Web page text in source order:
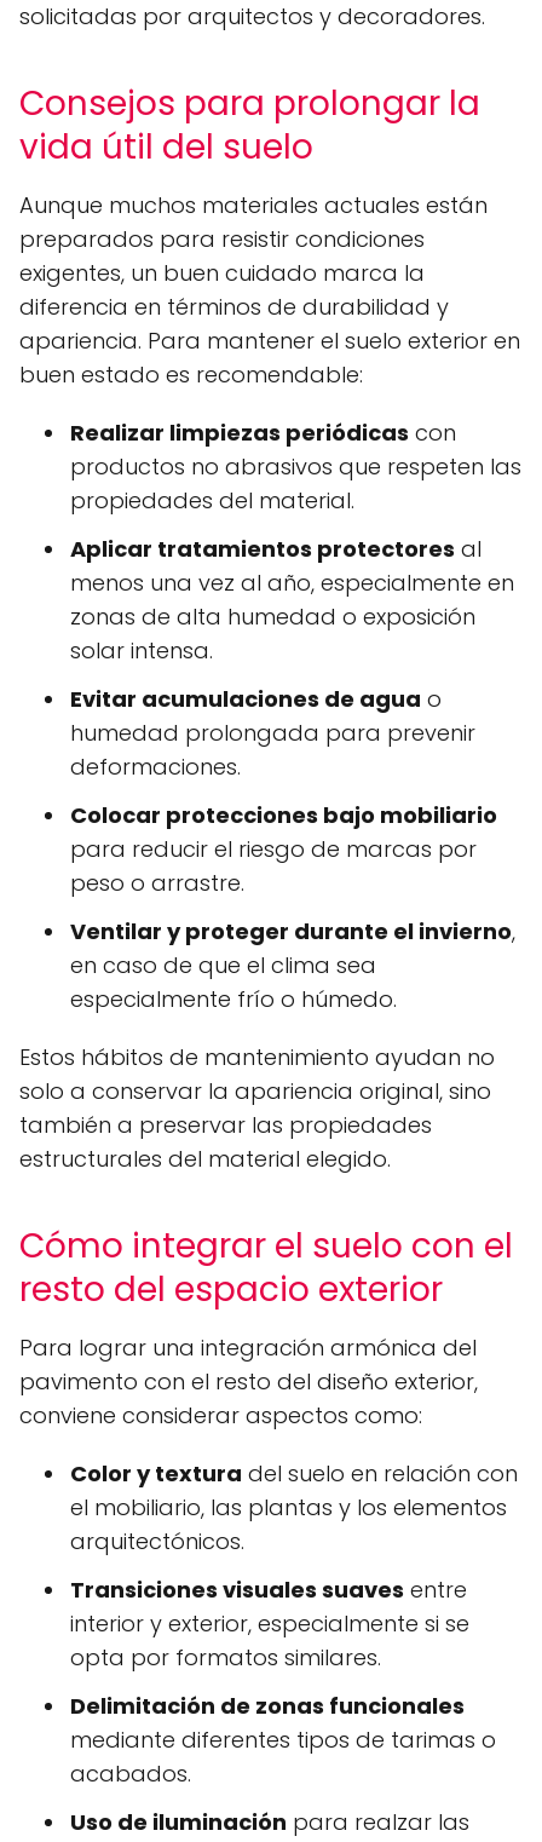
solicitadas por arquitectos y decoradores.
Consejos para prolongar la
vida útil del suelo
Aunque muchos materiales actuales están
preparados para resistir condiciones
exigentes, un buen cuidado marca la
diferencia en términos de durabilidad y
apariencia. Para mantener el suelo exterior en
buen estado es recomendable:
Realizar limpiezas periódicas con
productos no abrasivos que respeten las
propiedades del material.
Aplicar tratamientos protectores al
menos una vez al año, especialmente en
zonas de alta humedad o exposición
solar intensa.
Evitar acumulaciones de agua o
humedad prolongada para prevenir
deformaciones.
Colocar protecciones bajo mobiliario
para reducir el riesgo de marcas por
peso o arrastre.
Ventilar y proteger durante el invierno,
en caso de que el clima sea
especialmente frío o húmedo.
Estos hábitos de mantenimiento ayudan no
solo a conservar la apariencia original, sino
también a preservar las propiedades
estructurales del material elegido.
Cómo integrar el suelo con el
resto del espacio exterior
Para lograr una integración armónica del
pavimento con el resto del diseño exterior,
conviene considerar aspectos como:
Color y textura del suelo en relación con
el mobiliario, las plantas y los elementos
arquitectónicos.
Transiciones visuales suaves entre
interior y exterior, especialmente si se
opta por formatos similares.
Delimitación de zonas funcionales
mediante diferentes tipos de tarimas o
acabados.
Uso de iluminación para realzar las